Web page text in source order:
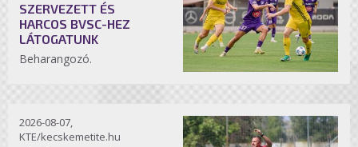
SZERVEZETT ÉS
HARCOS BVSC-HEZ
LÁTOGATUNK
Beharangozó.
2026-08-07,
KTE/kecskemetite.hu